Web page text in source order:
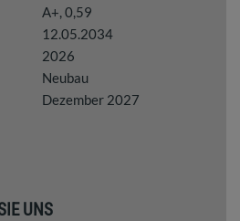
A+, 0,59
12.05.2034
2026
Neubau
Dezember 2027
UNS